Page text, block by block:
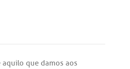
aquilo que damos aos